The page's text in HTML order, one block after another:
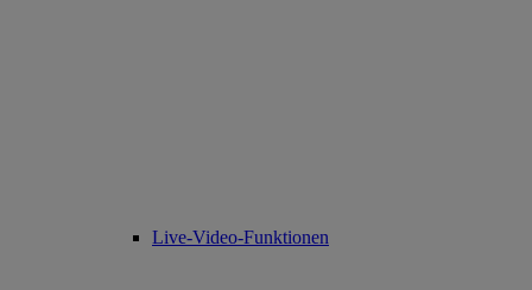
Live-Video-Funktionen